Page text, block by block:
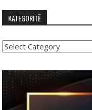
KATEGORITË
Kategoritë